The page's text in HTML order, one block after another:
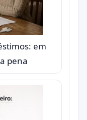
em
pena